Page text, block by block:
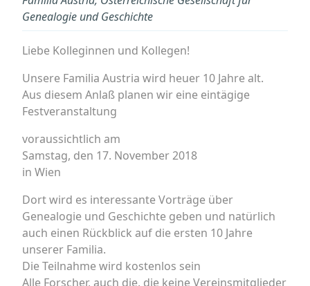
Genealogie und Geschichte
Liebe Kolleginnen und Kollegen!
Unsere Familia Austria wird heuer 10 Jahre alt.
Aus diesem Anlaß planen wir eine eintägige
Festveranstaltung
voraussichtlich am
Samstag, den 17. November 2018
in Wien
Dort wird es interessante Vorträge über
Genealogie und Geschichte geben und natürlich
auch einen Rückblick auf die ersten 10 Jahre
unserer Familia.
Die Teilnahme wird kostenlos sein
Alle Forscher, auch die, die keine Vereinsmitglieder